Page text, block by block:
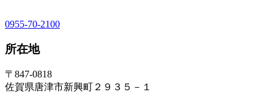
0955-70-2100
所在地
〒847-0818
佐賀県唐津市新興町２９３５－１